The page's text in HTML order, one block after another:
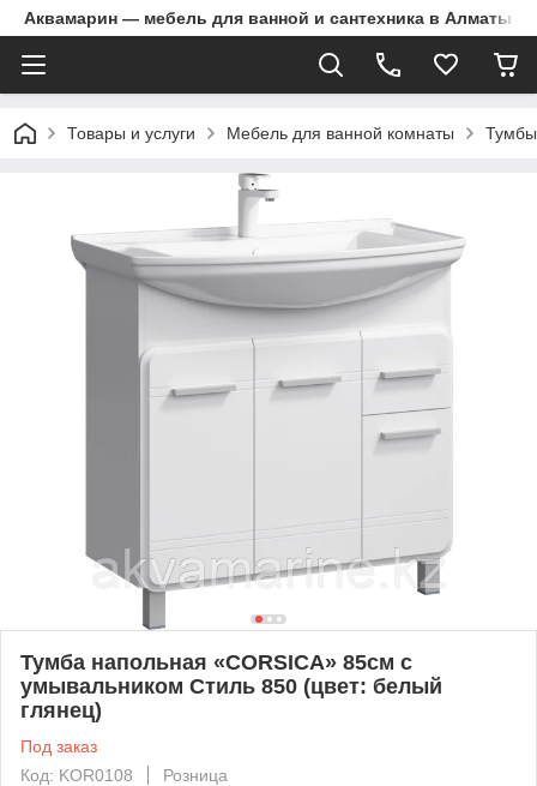
Аквамарин — мебель для ванной и сантехника в Алматы |
Товары и услуги Мебель для ванной комнаты
Тумба напольная «CORSICA» 85см с
умывальником Стиль 850 (цвет: белый
глянец)
Под заказ
Код: KOR0108
Розница